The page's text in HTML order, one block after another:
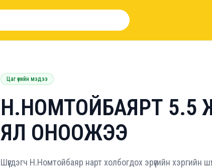
Цаг үеийн мэдээ
Н.НОМТОЙБАЯРТ 5.5
ЯЛ ОНООЖЭЭ
Шүүгдэгч Н.Номтойбаяр нарт холбогдох эрүүгийн